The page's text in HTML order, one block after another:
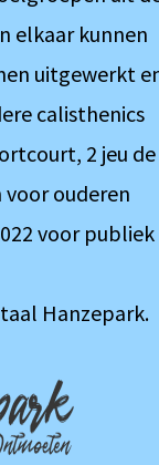
elkaar kunnen
uitgewerkt
calisthenics
2 jeu de
ouderen
voor publiek
Hanzepark.